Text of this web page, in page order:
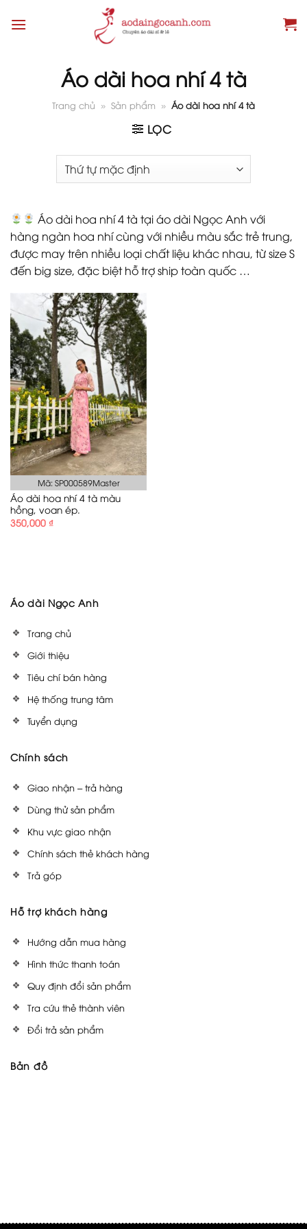
Áo dài hoa nhí 4 tà
Trang chủ » Sản phẩm » Áo dài hoa nhí 4 tà
LỌC
Áo dài hoa nhí 4 tà tại áo dài Ngọc Anh với
hàng ngàn hoa nhí cùng với nhiều màu sắc trẻ trung,
được may trên nhiều loại chất liệu khác nhau, từ size S
đến big size, đặc biệt hỗ trợ ship toàn quốc …
Mã: SP000589Master
Áo dài hoa nhí 4 tà màu
hồng, voan ép.
350,000 ₫
Áo dài Ngọc Anh
Trang chủ
Giới thiệu
Tiêu chí bán hàng
Hệ thống trung tâm
Tuyển dụng
Chính sách
Giao nhận – trả hàng
Dùng thử sản phẩm
Khu vực giao nhận
Chính sách thẻ khách hàng
Trả góp
Hỗ trợ khách hàng
Hướng dẫn mua hàng
Hình thức thanh toán
Quy định đổi sản phẩm
Tra cứu thẻ thành viên
Đổi trả sản phẩm
Bản đồ